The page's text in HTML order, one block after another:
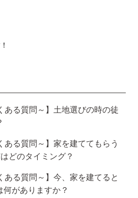
ある質問～】土地選びの時の徒
ある質問～】家を建ててもらう
どのタイミング？
ある質問～】今、家を建てると
がありますか？